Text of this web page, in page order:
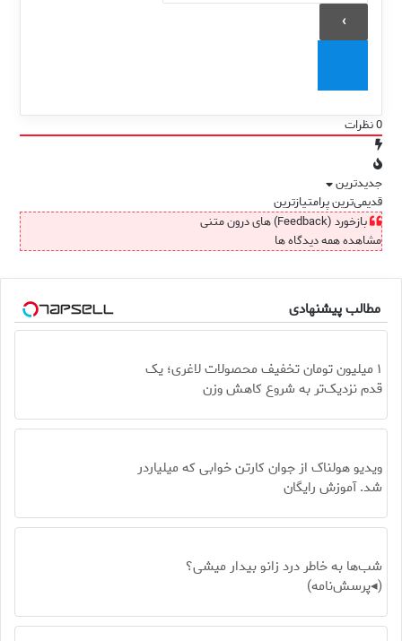
0نظرات
جدیدترین
قدیمی‌ترینپرامتیازترین
بازخورد (Feedback) های درون متنی
مشاهده همه دیدگاه ها
مطالب پیشنهادی
۱ میلیون تومان تخفیف محصولات لاغری؛ یک
قدم نزدیک‌تر به شروع کاهش وزن
ویدیو هولناک از جوان کارتن خوابی که میلیاردر
شد. آموزش رایگان
شب‌ها به خاطر درد زانو بیدار میشی؟
(◂پرسش‌نامه)